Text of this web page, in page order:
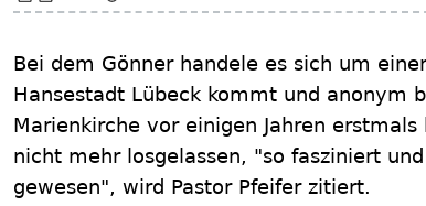
Bei dem Gönner handele es sich um
Hansestadt Lübeck kommt und anonym
Marienkirche vor einigen Jahren
nicht mehr losgelassen, "so fasziniert
gewesen", wird Pastor Pfeifer zitiert.